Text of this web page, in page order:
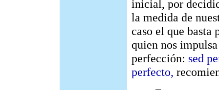
inicial, por
la medida de
caso el que basta
quien nos
perfección: sed
perfecto,